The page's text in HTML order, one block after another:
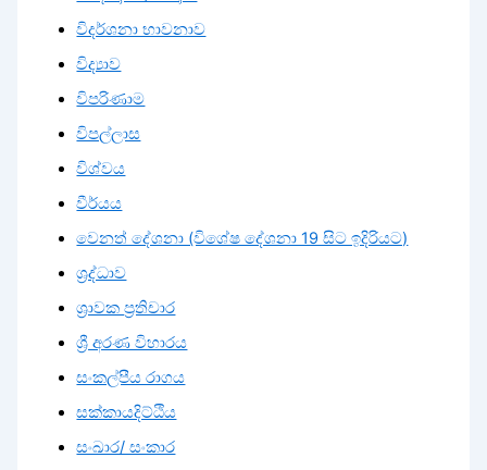
විදර්ශනා භාවනාව
විද්‍යාව
විපරිණාම
විපල්ලාස
විශ්වය
වීර්යය
වෙනත් දේශනා (විශේෂ දේශනා 19 සිට ඉදිරියට)
ශ්‍රද්ධාව
ශ්‍රාවක ප්‍රතිචාර
ශ්‍රී අරණ විහාරය
සංකල්පීය රාගය
සක්කායදිට්ඨිය
සංඛාර/ සංකාර